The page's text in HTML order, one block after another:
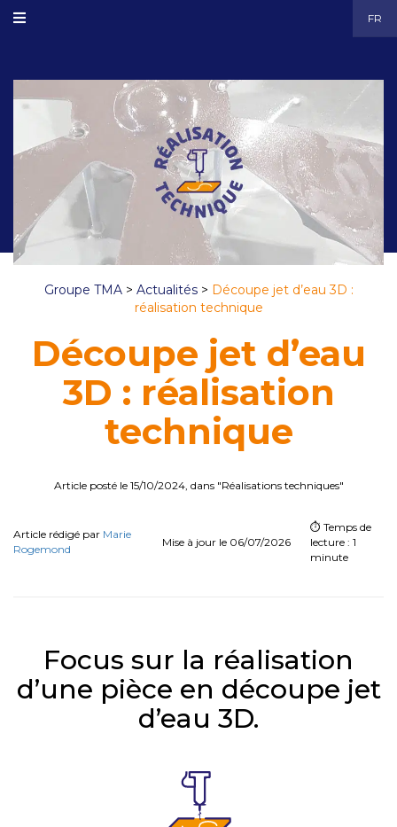
FR
Groupe TMA> Actualités> Découpe jet d’eau 3D :
réalisation technique
Découpe jet d’eau
3D : réalisation
technique
Article posté le 15/10/2024, dans "Réalisations techniques"
Article rédigé par Marie
Rogemond
Mise à jour le 06/07/2026
⏱️ Temps de
lecture : 1
minute
Focus sur la réalisation
d’une pièce en découpe jet
d’eau 3D.